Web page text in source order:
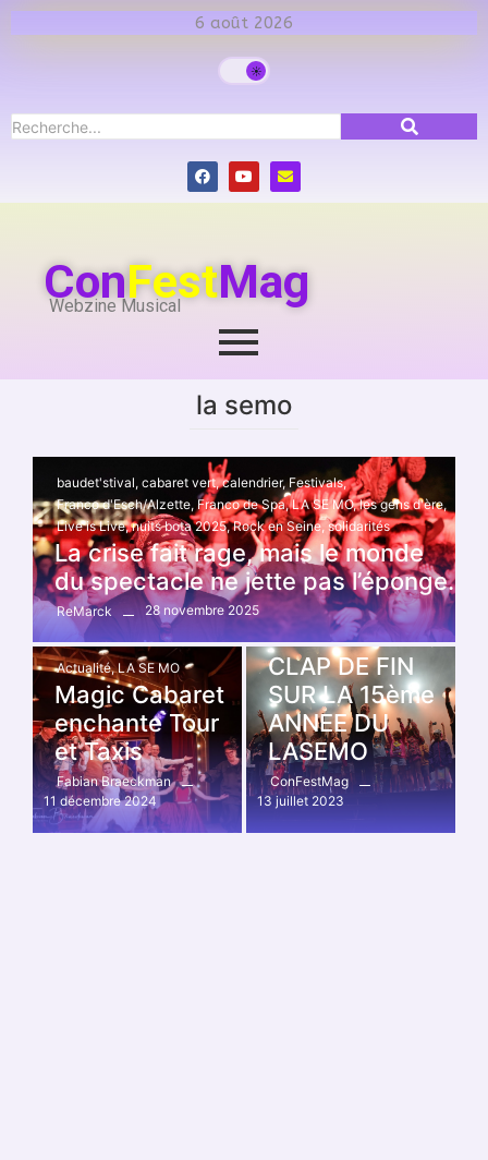
6 août 2026
ConFestMag
Webzine Musical
la semo
baudet'stival, cabaret vert, calendrier, Festivals,
Franco d'Esch/Alzette, Franco de Spa, LA SE MO, les gens d'ère,
Live is Live, nuits bota 2025, Rock en Seine, solidarités
La crise fait rage, mais le monde
du spectacle ne jette pas l’éponge.
ReMarck 28 novembre 2025
Actualité, LA SE MO
Magic Cabaret
enchante Tour
et Taxis
Fabian Braeckman
11 décembre 2024
Festivals, LA SE MO
CLAP DE FIN
SUR LA 15ème
ANNEE DU
LASEMO
ConFestMag
13 juillet 2023